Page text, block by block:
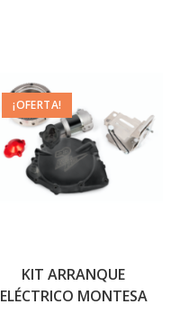
¡OFERTA!
KIT ARRANQUE
ELÉCTRICO MONTESA